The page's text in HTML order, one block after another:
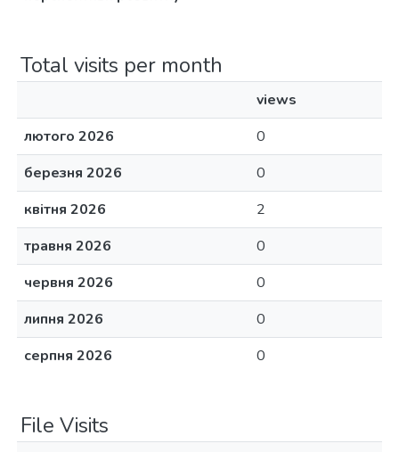
Total visits per month
views
лютого 2026
0
березня 2026
0
квітня 2026
2
травня 2026
0
червня 2026
0
липня 2026
0
серпня 2026
0
File Visits